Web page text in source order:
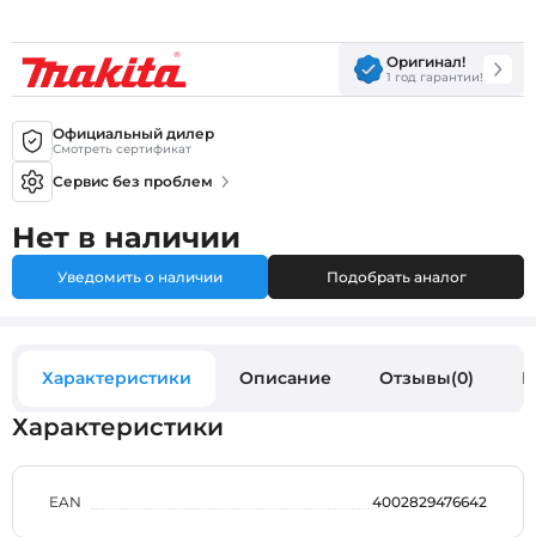
Оригинал!
1 год гарантии!
Официальный дилер
Смотреть сертификат
Сервис без проблем
Нет в наличии
Уведомить о наличии Подобрать аналог
Характеристики Описание Отзывы(0)
Характеристики
EAN 4002829476642